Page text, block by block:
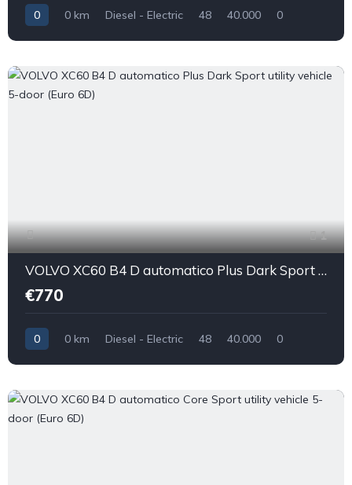
0 0 km Diesel - Electric 48 40.000 0
1
VOLVO XC60 B4 D automatico Plus Dark Sport utility vehicle 5-door (Euro 6D)
€770
0 0 km Diesel - Electric 48 40.000 0